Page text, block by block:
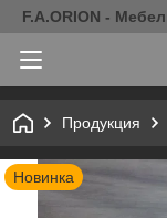
F.A.ORION -
Продукция
Новинка